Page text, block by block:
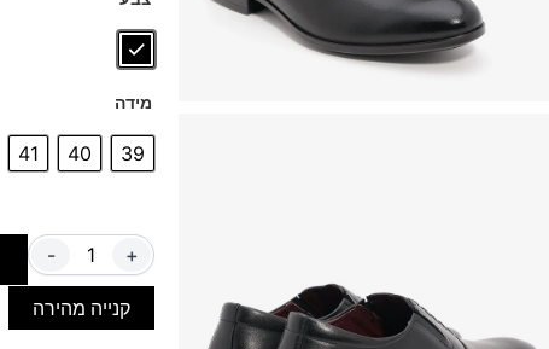
מידה
39
40
41
- +
קנייה מהירה